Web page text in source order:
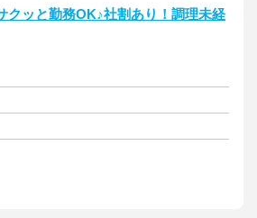
クッと勤務OK♪社割あり！調理未経